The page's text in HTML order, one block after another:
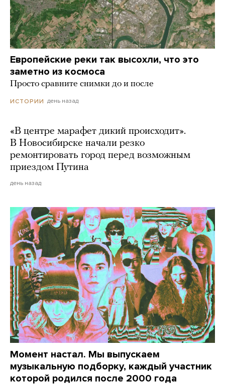
Европейские реки так высохли, что это
заметно из космоса
Просто сравните снимки до и после
ИСТОРИИ день назад
«В центре марафет дикий происходит».
В Новосибирске начали резко
ремонтировать город перед возможным
приездом Путина
день назад
Момент настал. Мы выпускаем
музыкальную подборку, каждый участник
которой родился после 2000 года